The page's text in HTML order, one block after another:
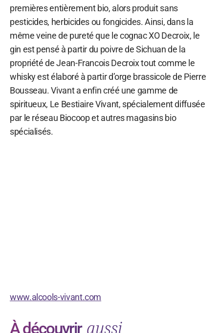
premières entièrement bio, alors produit sans
pesticides, herbicides ou fongicides. Ainsi, dans la
même veine de pureté que le cognac XO Decroix, le
gin est pensé à partir du poivre de Sichuan de la
propriété de Jean-Francois Decroix tout comme le
whisky est élaboré à partir d’orge brassicole de Pierre
Bousseau. Vivant a enfin créé une gamme de
spiritueux, Le Bestiaire Vivant, spécialement diffusée
par le réseau Biocoop et autres magasins bio
spécialisés.
www.alcools-vivant.com
À découvrir aussi